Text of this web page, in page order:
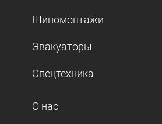
Шиномонтажи
Эвакуаторы
Спецтехника
О нас